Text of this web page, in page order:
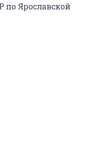
по Ярославской